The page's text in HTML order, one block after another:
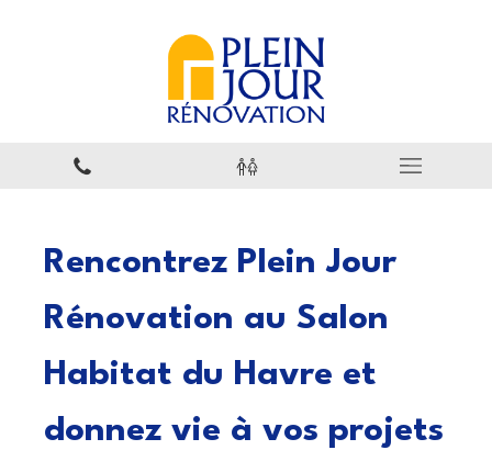
Rencontrez Plein Jour
Rénovation au Salon
Habitat du Havre et
donnez vie à vos projets